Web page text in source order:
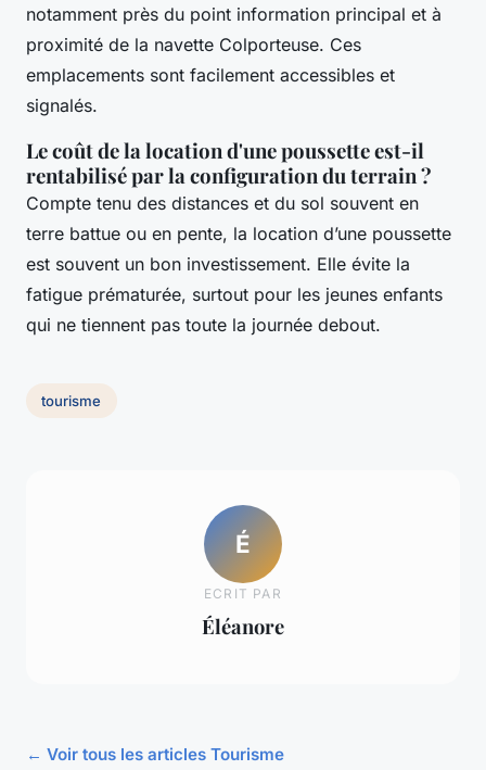
notamment près du point information principal et à
proximité de la navette Colporteuse. Ces
emplacements sont facilement accessibles et
signalés.
Le coût de la location d'une poussette est-il
rentabilisé par la configuration du terrain ?
Compte tenu des distances et du sol souvent en
terre battue ou en pente, la location d’une poussette
est souvent un bon investissement. Elle évite la
fatigue prématurée, surtout pour les jeunes enfants
qui ne tiennent pas toute la journée debout.
tourisme
É
ECRIT PAR
Éléanore
← Voir tous les articles Tourisme